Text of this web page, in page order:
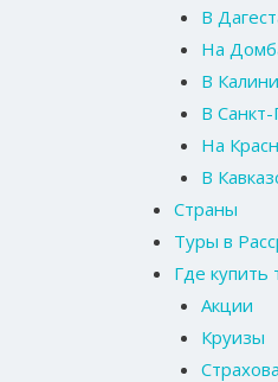
В
На
В
В
На
В
Страны
Туры в
Где купить
Акции
Круизы